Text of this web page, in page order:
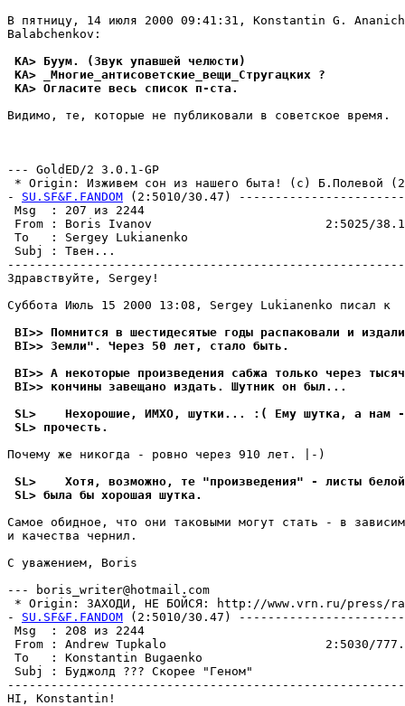
В пятницу, 14 июля 2000 09:41:31, Konstantin G.
Balabchenkov:
KA> Буум. (Звук упавшей челюсти)
KA> _Многие_антисоветские_вещи_Стругацких ?
KA> Огласите весь список п-ста.
Видимо, те, которые не публиковали в советское время.
--- GoldED/2 3.0.1-GP
* Origin: Изживем сон из нашего быта! (с) Б.Полевой
- SU.SF&F.FANDOM (2:5010/30.47)
Msg  : 207
From : Boris Ivanov                        2:5025/
To   : Sergey Lukianenko
Subj :
Здравствуйте, Sergey!
Суббота Июль 15 2000 13:08, Sergey Lukianenko писал
BI>> Помнится в шестидесятые годы распаковали и
BI>> Земли". Через 50 лет, стало быть.
BI>> А некоторые произведения сабжа только через
BI>> кончины завещано издать. Шутник он был...
SL>    Нехорошие, ИМХО, шутки... :( Ему шутка, а нам -
SL> прочесть.
Почему же никогда - ровно через 910 лет. |-)
SL>    Хотя, возможно, те "произведения" - листы
SL> была бы хорошая шутка.
Самое обидное, что они таковыми могут стать - в
и качества чернил.
С уважением, Boris
--- boris_writer@hotmail.com
* Origin: ЗАХОДИ, НЕ БОЙСЯ: http://www.vrn.ru/press/
- SU.SF&F.FANDOM (2:5010/30.47)
Msg  : 208
From : Andrew Tupkalo                      2:5030/
To   : Konstantin Bugaenko
Subj : Бyджолд ???
HI, Konstantin!